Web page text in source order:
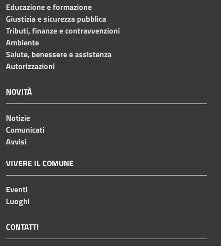
Educazione e formazione
Giustizia e sicurezza pubblica
Tributi, finanze e contravvenzioni
Ambiente
Salute, benessere e assistenza
Autorizzazioni
NOVITÀ
Notizie
Comunicati
Avvisi
VIVERE IL COMUNE
Eventi
Luoghi
CONTATTI